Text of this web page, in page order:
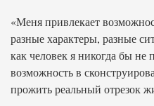
«Меня привлекает
разные характеры, разные
как человек я никогда бы не
возможность в
прожить реальный отрезок